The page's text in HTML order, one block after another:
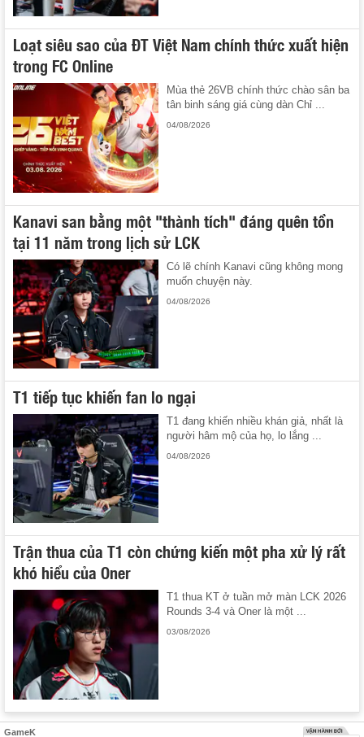
Loạt siêu sao của ĐT Việt Nam chính thức xuất hiện
trong FC Online
Mùa thẻ 26VB chính thức chào sân ba
tân binh sáng giá cùng dàn Chỉ ...
04/08/2026
Kanavi san bằng một "thành tích" đáng quên tồn
tại 11 năm trong lịch sử LCK
Có lẽ chính Kanavi cũng không mong
muốn chuyện này.
04/08/2026
T1 tiếp tục khiến fan lo ngại
T1 đang khiến nhiều khán giả, nhất là
người hâm mộ của họ, lo lắng ...
04/08/2026
Trận thua của T1 còn chứng kiến một pha xử lý rất
khó hiểu của Oner
T1 thua KT ở tuần mở màn LCK 2026
Rounds 3-4 và Oner là một ...
03/08/2026
GameK